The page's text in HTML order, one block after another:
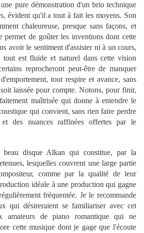
pure démonstration d'un brio technique
évident qu'il a tout à fait les moyens. Son
chaleureuse, presque sans façons, et
permet de goûter les inventions dont cette
avoir le sentiment d'assister ni à un cours,
est fluide et naturel dans cette vision
reprocheront peut-être de manquer
tout respire et avance, sans
laissée pour compte. Notons, pour finir,
maîtrisée qui donne à entendre le
qui convient, sans rien faire perdre
des nuances raffinées offertes par le
disque Alkan qui constitue, par la
lesquelles couvrent une large partie
comme par la qualité de leur
idéale à une production qui gagne
fréquentée. Je le recommande
qui désireraient se familiariser avec cet
amateurs de piano romantique qui ne
cette musique dont je gage que l'écoute